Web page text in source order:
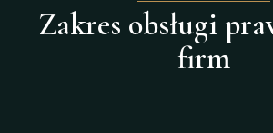
Zakres obsługi
firm